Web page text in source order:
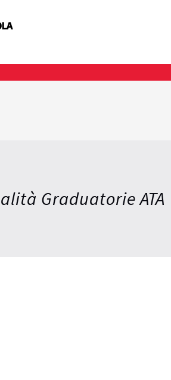
Graduatorie ATA